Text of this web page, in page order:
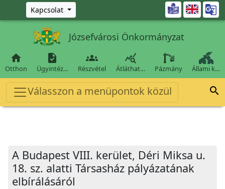
Ugrás a fő tartalomra
Kapcsolat 
Józsefvárosi Önkormányzat

Otthon

Ügyintéz…

Részvétel

Átláthat… Pázmány Állami k…
Válasszon a menüpontok közül 
A Budapest VIII. kerület, Déri Miksa u.
18. sz. alatti Társasház pályázatának
elbírálásáról